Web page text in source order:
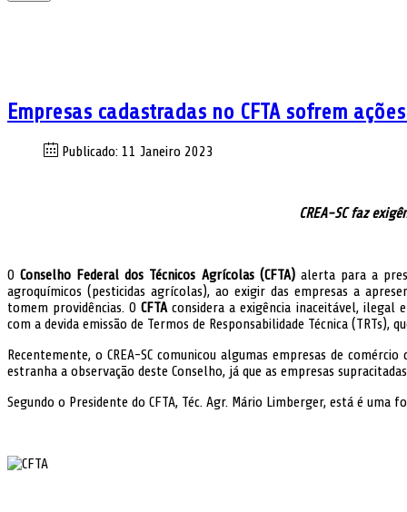
Empresas cadastradas no CFTA sofrem
Publicado: 11 Janeiro 2023
CREA-SC faz
OConselho Federal dos Técnicos Agrícolas (CFTA)alerta para a
agroquímicos (pesticidas agrícolas), ao exigir das empresas a
tomem providências. OCFTAconsidera a exigência inaceitável, ilegal
com a devida emissão de Termos de Responsabilidade Técnica (TRTs),
Recentemente, o CREA-SC comunicou algumas empresas de
estranha a observação deste Conselho, já que as empresas
Segundo o Presidente do CFTA, Téc. Agr. Mário Limberger, está é